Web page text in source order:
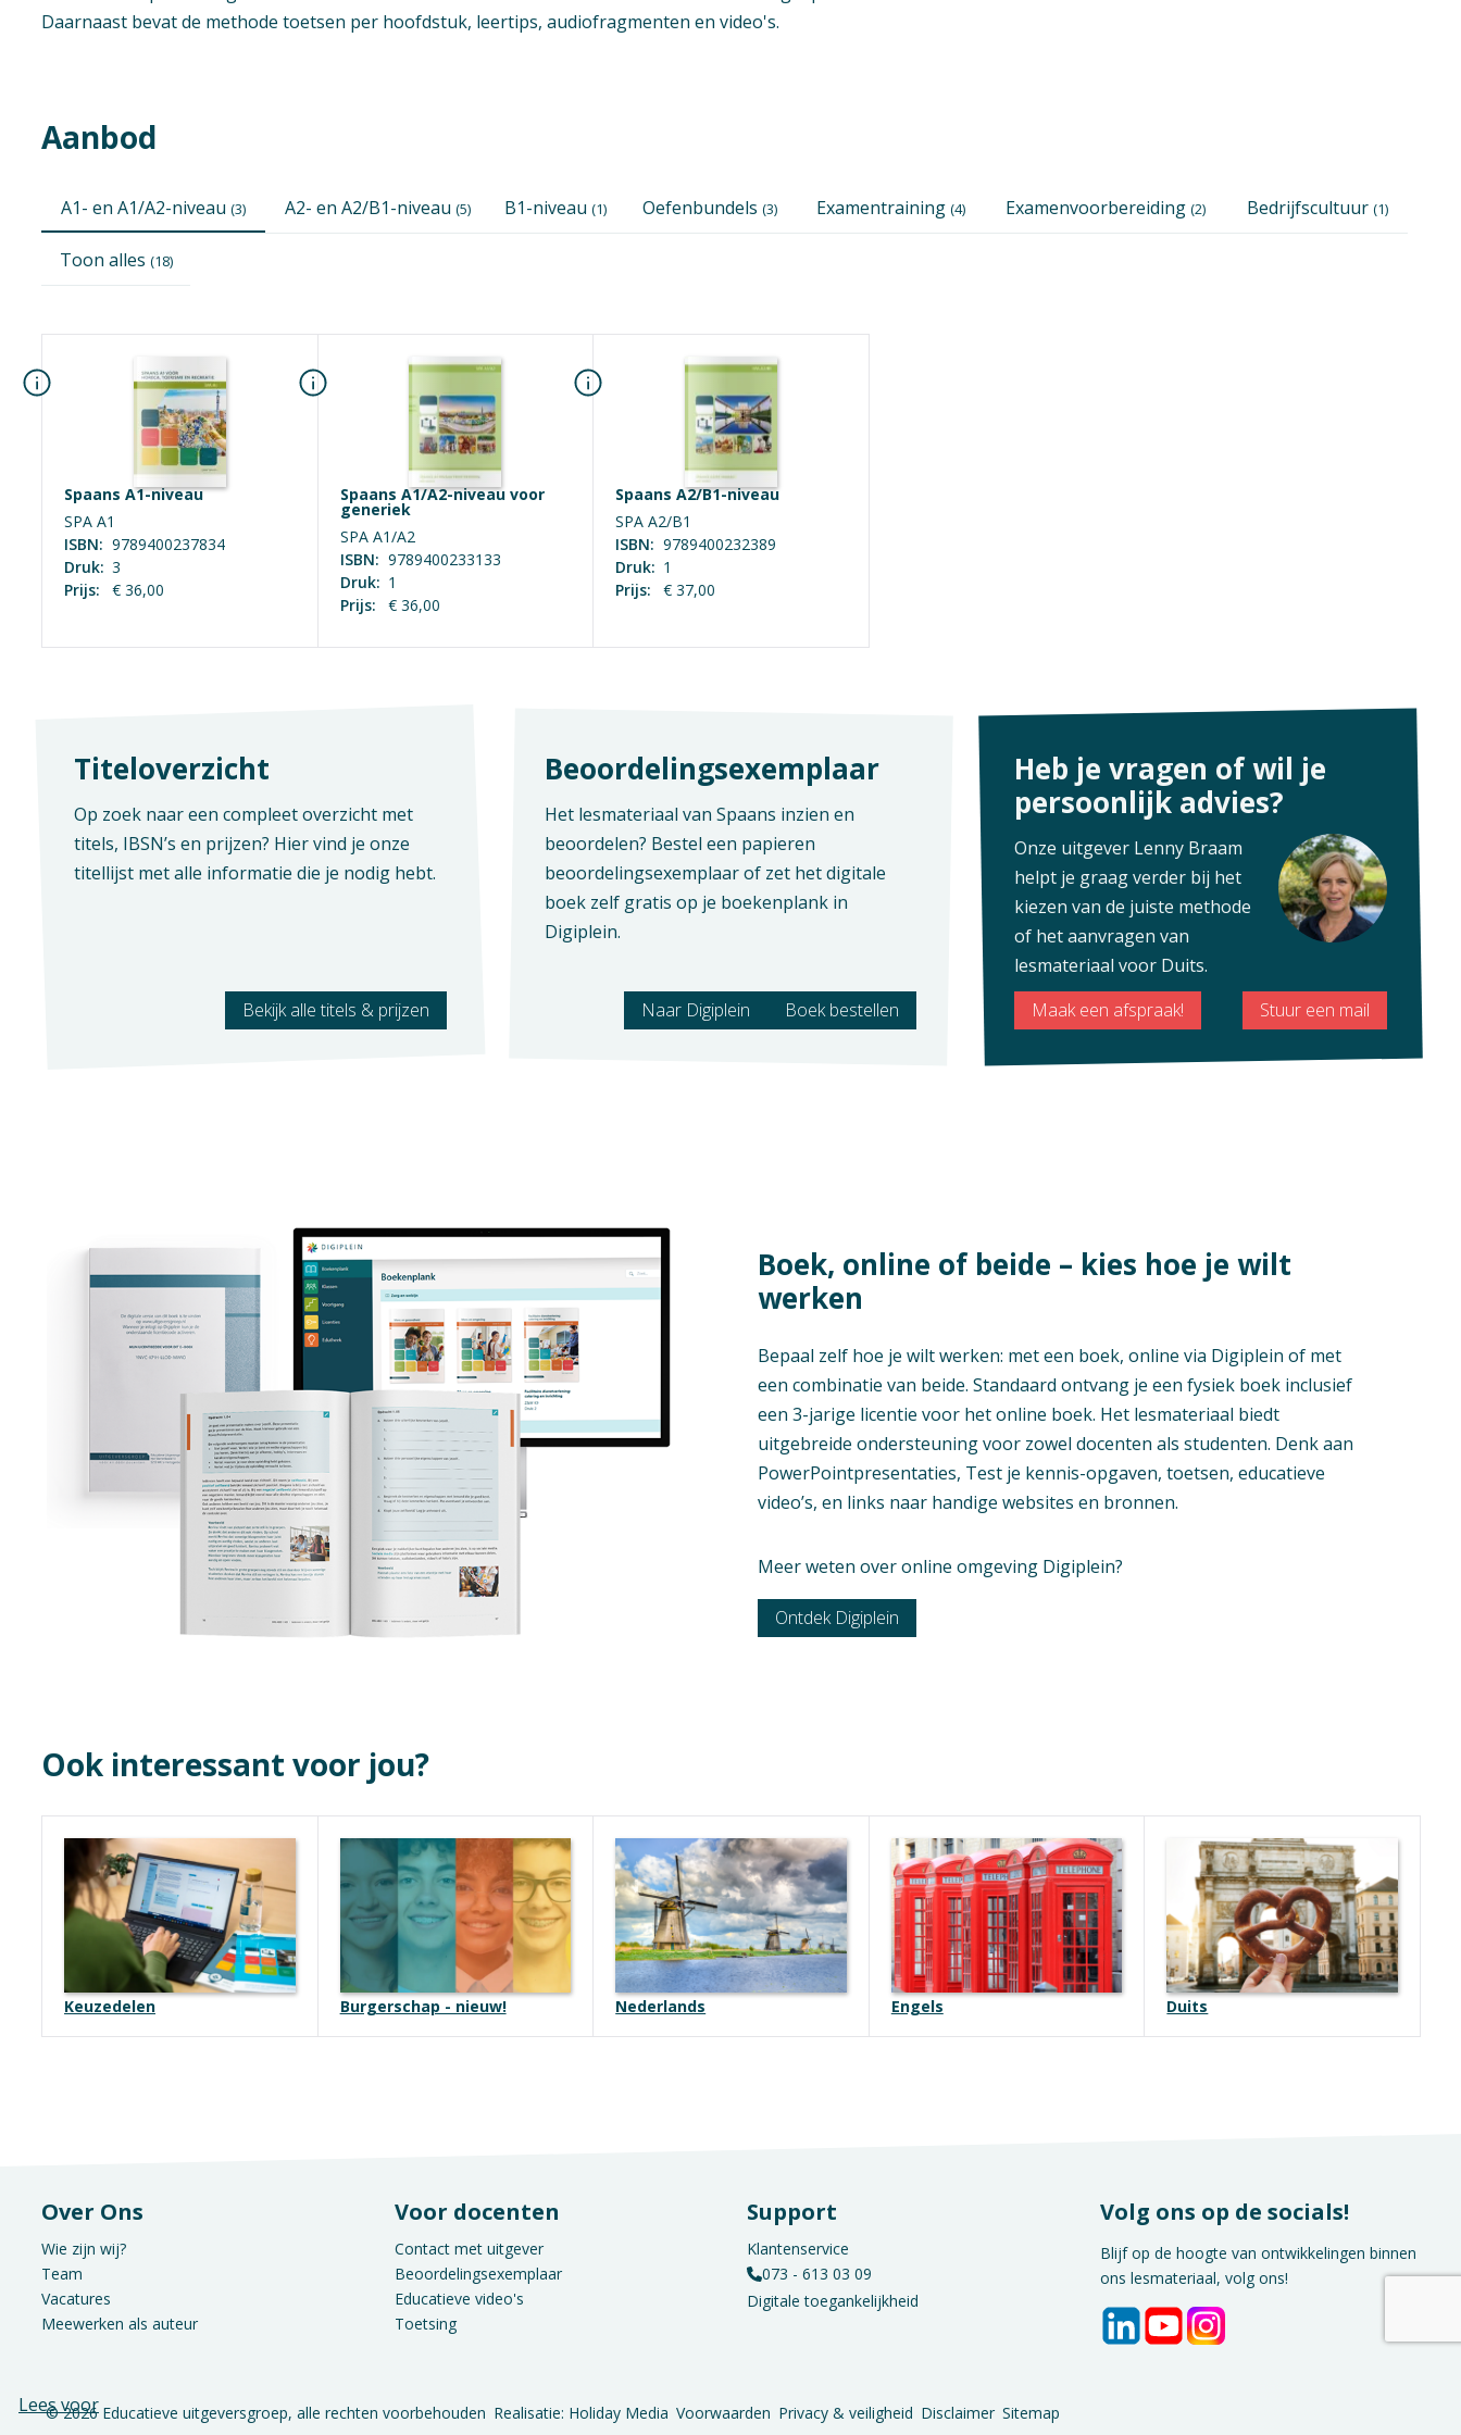
Lees voor
Daarnaast bevat de methode toetsen per hoofdstuk, leertips, audiofragmenten en video's.
Aanbod
A1- en A1/A2-niveau (3) A2- en A2/B1-niveau (5) B1-niveau (1) Oefenbundels (3) Examentraining (4) Examenvoorbereiding (2) Bedrijfscultuur (1)
Toon alles (18)
Spaans A1-niveau
SPA A1
ISBN: 9789400237834
Druk: 3
Prijs:
€ 36,00
Spaans A1/A2-niveau voor
generiek
SPA A1/A2
ISBN: 9789400233133
Druk: 1
Prijs:
€ 36,00
Spaans A2/B1-niveau
SPA A2/B1
ISBN: 9789400232389
Druk: 1
Prijs:
€ 37,00
Titeloverzicht
Op zoek naar een compleet overzicht met
titels, IBSN’s en prijzen? Hier vind je onze
titellijst met alle informatie die je nodig hebt.
Bekijk alle titels & prijzen
Beoordelingsexemplaar
Het lesmateriaal van Spaans inzien en
beoordelen? Bestel een papieren
beoordelingsexemplaar of zet het digitale
boek zelf gratis op je boekenplank in
Digiplein.
Naar Digiplein Boek bestellen
School
Postcode en plaats
Aanvraag lesmateriaal voor:
privacyverklaringgelezen en ga akkoord
Heb je vragen of wil je
persoonlijk advies?
Onze uitgever Lenny Braam
helpt je graag verder bij het
kiezen van de juiste methode
of het aanvragen van
lesmateriaal voor Duits.
Maak een afspraak!
Stuur een mail
Boek, online of beide – kies hoe je wilt
werken
Bepaal zelf hoe je wilt werken: met een boek, online via Digiplein of met
een combinatie van beide. Standaard ontvang je een fysiek boek inclusief
een 3-jarige licentie voor het online boek. Het lesmateriaal biedt
uitgebreide ondersteuning voor zowel docenten als studenten. Denk aan
PowerPointpresentaties, Test je kennis-opgaven, toetsen, educatieve
video’s, en links naar handige websites en bronnen.
Meer weten over online omgeving Digiplein?
Ontdek Digiplein
Ook interessant voor jou?
Keuzedelen Burgerschap - nieuw! Nederlands Engels Duits
Over Ons
Wie zijn wij?
Team
Vacatures
Meewerken als auteur
Voor docenten
Contact met uitgever
Beoordelingsexemplaar
Educatieve video's
Toetsing
Support
Klantenservice
073 - 613 03 09
Digitale toegankelijkheid
Volg ons op de socials!
Blijf op de hoogte van ontwikkelingen binnen
ons lesmateriaal, volg ons!
© 2026 Educatieve uitgeversgroep, alle rechten voorbehouden Realisatie: Holiday Media Voorwaarden Privacy & veiligheid Disclaimer Sitemap